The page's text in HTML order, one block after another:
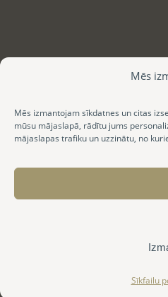
Mēs
Mēs izmantojam sīkdatnes un citas
mūsu mājaslapā, rādītu jums
mājaslapas trafiku un uzzinātu, no
Sīkfailu